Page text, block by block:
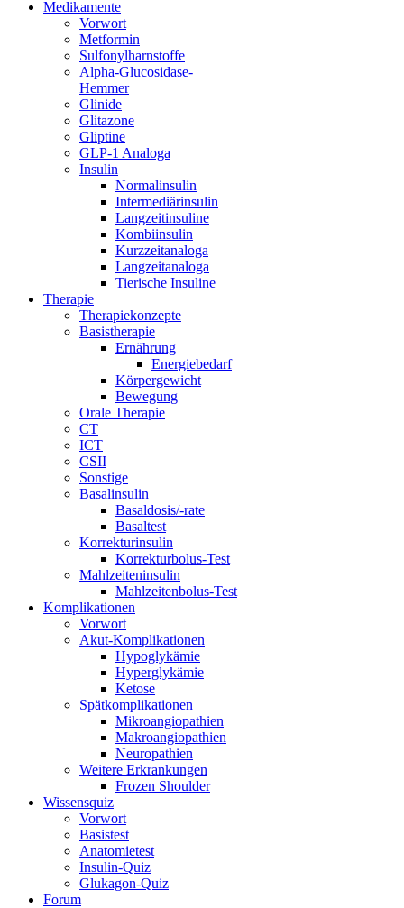
Medikamente
Vorwort
Metformin
Sulfonylharnstoffe
Alpha-Glucosidase-
Hemmer
Glinide
Glitazone
Gliptine
GLP-1 Analoga
Insulin
Normalinsulin
Intermediärinsulin
Langzeitinsuline
Kombiinsulin
Kurzzeitanaloga
Langzeitanaloga
Tierische Insuline
Therapie
Therapiekonzepte
Basistherapie
Ernährung
Energiebedarf
Körpergewicht
Bewegung
Orale Therapie
CT
ICT
CSII
Sonstige
Basalinsulin
Basaldosis/-rate
Basaltest
Korrekturinsulin
Korrekturbolus-Test
Mahlzeiteninsulin
Mahlzeitenbolus-Test
Komplikationen
Vorwort
Akut-Komplikationen
Hypoglykämie
Hyperglykämie
Ketose
Spätkomplikationen
Mikroangiopathien
Makroangiopathien
Neuropathien
Weitere Erkrankungen
Frozen Shoulder
Wissensquiz
Vorwort
Basistest
Anatomietest
Insulin-Quiz
Glukagon-Quiz
Forum